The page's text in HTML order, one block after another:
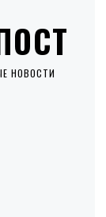
НОВОСТИ